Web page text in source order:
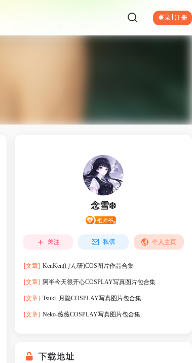
登录 | 注册
念雪❄️
关注 私信 个人主页
[文章] KenKen(けん研)COS图片作品合集
[文章] 阿半今天很开心COSPLAY写真图片包合集
[文章] Tsuki_月隐COSPLAY写真图片包合集
[文章] Neko-薇薇COSPLAY写真图片包合集
下载地址